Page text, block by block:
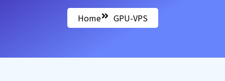
Home GPU-VPS